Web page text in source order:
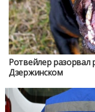
Ротвейлер разорвал
Дзержинском